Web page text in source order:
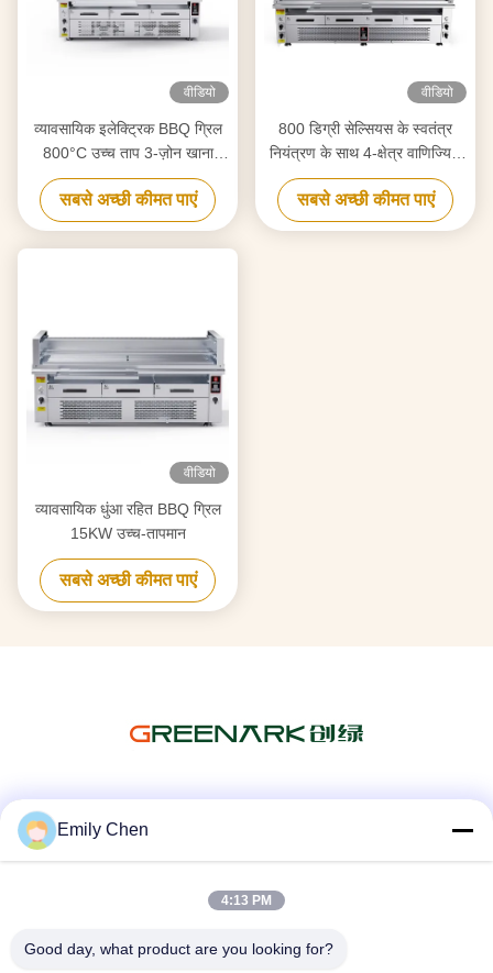
वीडियो
व्यावसायिक इलेक्ट्रिक BBQ ग्रिल
800°C उच्च ताप 3-ज़ोन खाना
पकाने
सबसे अच्छी कीमत पाएं
वीडियो
800 डिग्री सेल्सियस के स्वतंत्र
नियंत्रण के साथ 4-क्षेत्र वाणिज्यिक
इलेक्ट्रिक ग्रिल
सबसे अच्छी कीमत पाएं
वीडियो
व्यावसायिक धुंआ रहित BBQ ग्रिल
15KW उच्च-तापमान
सबसे अच्छी कीमत पाएं
टेलीफोन
Emily Chen
4:13 PM
Good day, what product are you looking for?